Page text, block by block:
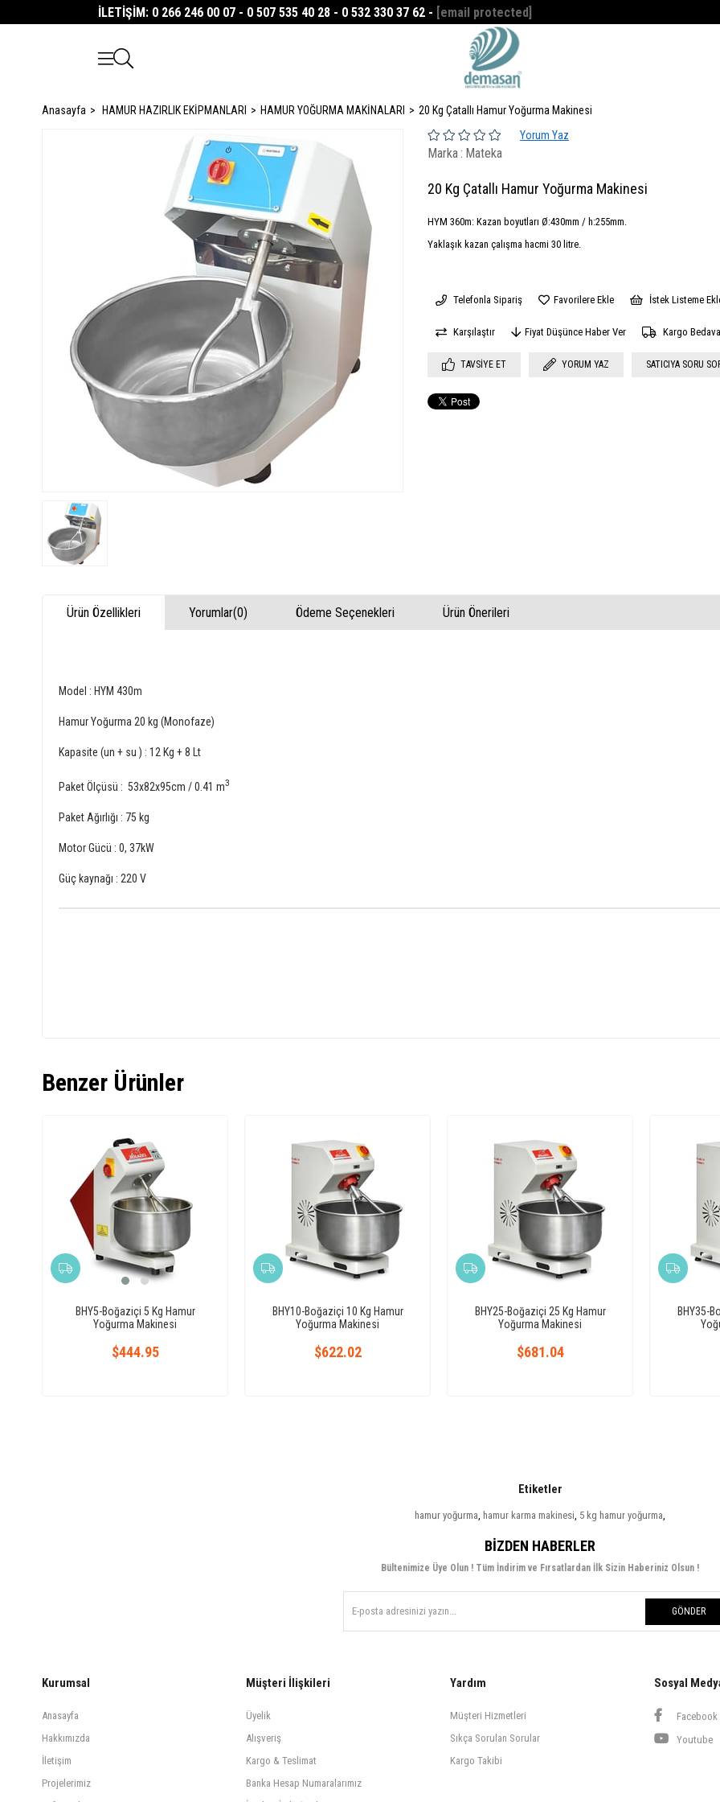
İLETİŞİM: 0 266 246 00 07 - 0 507 535 40 28 - 0 532 330 37 62 - [email protected]
Anasayfa HAMUR HAZIRLIK EKİPMANLARI HAMUR YOĞURMA MAKİNALARI
20 Kg Çatallı Hamur Yoğurma Makinesi
Yorum Yaz
Marka: Mateka
20 Kg Çatallı Hamur Yoğurma Makinesi
HYM 360m: Kazan boyutları Ø:430mm / h:255mm.
Yaklaşık kazan çalışma hacmi 30 litre.
Telefonla Sipariş Favorilere Ekle İstek Listeme
Karşılaştır Fiyat Düşünce Haber Ver Kargo Bedava
TAVSIYE ET YORUM YAZ SATICIYA SORU
Ürün Özellikleri Yorumlar(0) Ödeme Seçenekleri Ürün Önerileri
Model : HYM 430m
Hamur Yoğurma 20 kg (Monofaze)
Kapasite (un + su ) : 12 Kg + 8 Lt
Paket Ölçüsü : 53x82x95cm / 0.41 m3
Paket Ağırlığı : 75 kg
Motor Gücü : 0, 37kW
Güç kaynağı : 220 V
Benzer Ürünler
BHY5-Boğaziçi 5 Kg Hamur
Yoğurma Makinesi
$444.95
BHY10-Boğaziçi 10 Kg Hamur
Yoğurma Makinesi
$622.02
BHY25-Boğaziçi 25 Kg Hamur
Yoğurma Makinesi
$681.04
BHY35-
Etiketler
hamur yoğurma hamur karma makinesi 5 kg hamur yoğurma
BIZDEN HABERLER
Bültenimize Üye Olun ! Tüm İndirim ve Fırsatlardan İlk Sizin Haberiniz Olsun !
GÖNDER
Kurumsal
Anasayfa
Hakkımızda
İletişim
Projelerimiz
Müşteri İlişkileri
Üyelik
Alışveriş
Kargo & Teslimat
Banka Hesap Numaralarımız
Yardım
Müşteri Hizmetleri
Sıkça Sorulan Sorular
Kargo Takibi
Sosyal
Facebook
Youtube